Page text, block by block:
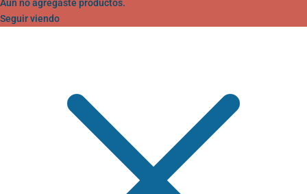
Aún no agregaste productos.
Seguir viendo